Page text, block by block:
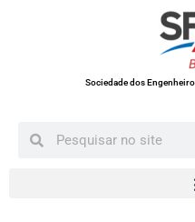
Sociedade dos